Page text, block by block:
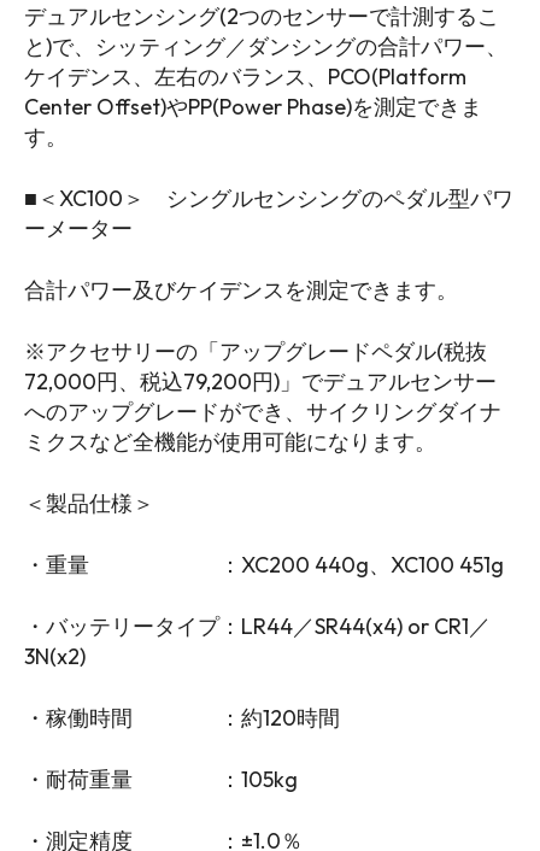
デュアルセンシング(2つのセンサーで計測するこ
と)で、シッティング／ダンシングの合計パワー、
ケイデンス、左右のバランス、PCO(Platform
Center Offset)やPP(Power Phase)を測定できま
す。
■＜XC100＞ シングルセンシングのペダル型パワ
ーメーター
合計パワー及びケイデンスを測定できます。
※アクセサリーの「アップグレードペダル(税抜
72,000円、税込79,200円)」でデュアルセンサー
へのアップグレードができ、サイクリングダイナ
ミクスなど全機能が使用可能になります。
＜製品仕様＞
・重量 ：XC200 440g、XC100 451g
・バッテリータイプ：LR44／SR44(x4) or CR1／
3N(x2)
・稼働時間 ：約120時間
・耐荷重量 ：105kg
・測定精度 ：±1.0％